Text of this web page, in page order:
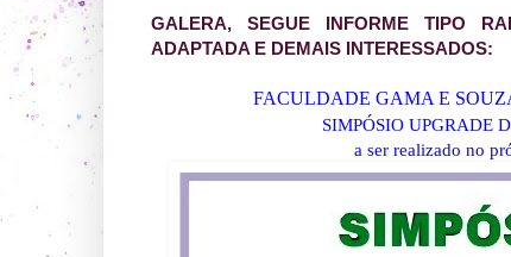
GALERA, SEGUE INFORME TIPO
ADAPTADA E DEMAIS INTERESSADOS:
FACULDADE GAMA E
SIMPÓSIO UPGRADE
a ser realizado no